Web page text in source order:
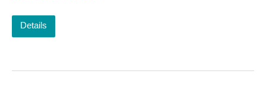
Details